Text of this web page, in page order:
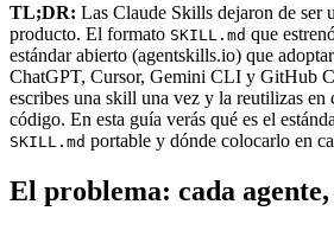
TL;DR: Las Claude Skills dejaron de ser
producto. El formato SKILL.md que
estándar abierto (agentskills.io) que
ChatGPT, Cursor, Gemini CLI y GitHub
escribes una skill una vez y la reutilizas en
código. En esta guía verás qué es el
SKILL.md portable y dónde colocarlo en
El problema: cada